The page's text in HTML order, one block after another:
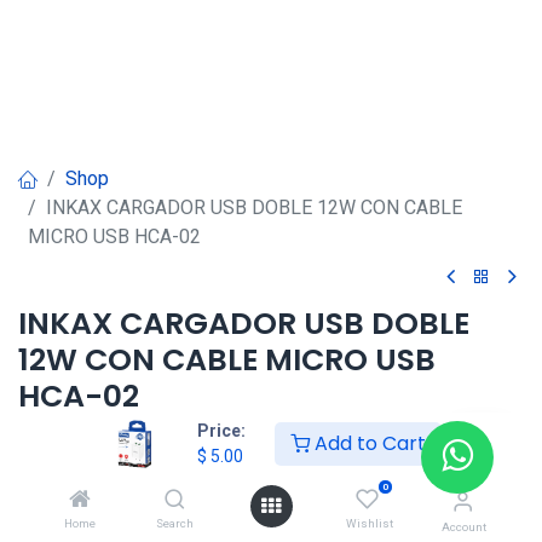
Price:
$ 5.00 Add to Cart
Home Search
0
Wishlist Account
Shop
INKAX CARGADOR USB DOBLE 12W CON CABLE
MICRO USB HCA-02
INKAX CARGADOR USB DOBLE
12W CON CABLE MICRO USB
HCA-02
Agregar al carrito